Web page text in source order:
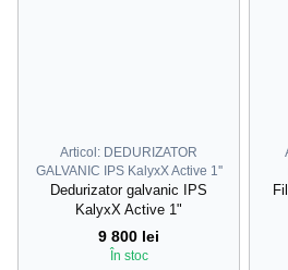
Articol: DEDURIZATOR
GALVANIC IPS KalyxX Active 1''
Dedurizator galvanic IPS
KalyxX Active 1"
9 800 lei
În stoc